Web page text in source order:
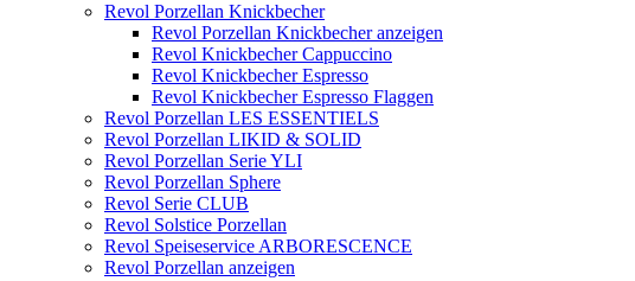
Revol Porzellan Knickbecher
Revol Porzellan Knickbecher anzeigen
Revol Knickbecher Cappuccino
Revol Knickbecher Espresso
Revol Knickbecher Espresso Flaggen
Revol Porzellan LES ESSENTIELS
Revol Porzellan LIKID & SOLID
Revol Porzellan Serie YLI
Revol Porzellan Sphere
Revol Serie CLUB
Revol Solstice Porzellan
Revol Speiseservice ARBORESCENCE
Revol Porzellan anzeigen